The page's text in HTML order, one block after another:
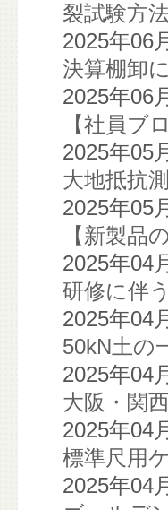
裂試験方法
2025年06
決算棚卸
2025年06
【社員ブ
2025年05
大地抵抗
2025年05
【新製品
2025年04
研修に伴
2025年04
50kN土の
2025年04
大阪・関
2025年04
標準尺用
2025年04